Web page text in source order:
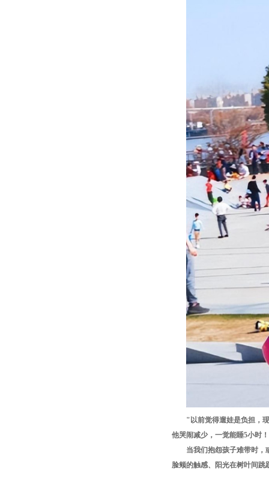
"以前觉得遛娃是负担，
他哭闹减少，一觉能睡5小时
当我们抱怨孩子难带时，
脸颊的触感、阳光在树叶间